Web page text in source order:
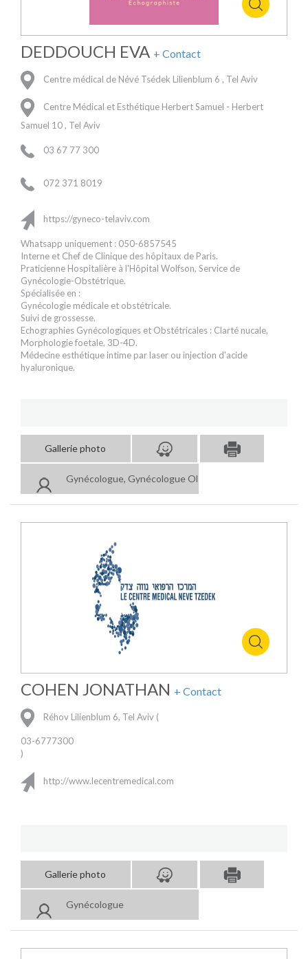
DEDDOUCH EVA + Contact
Centre médical de Névé Tsédek Lilienblum 6 , Tel Aviv
Centre Médical et Esthétique Herbert Samuel - Herbert
Samuel 10 , Tel Aviv
03 67 77 300
072 371 8019
https://gyneco-telaviv.com
Whatsapp uniquement : 050-6857545
Interne et Chef de Clinique des hôpitaux de Paris.
Praticienne Hospitalière à l'Hôpital Wolfson, Service de
Gynécologie-Obstétrique.
Spécialisée en :
Gynécologie médicale et obstétricale.
Suivi de grossesse.
Echographies Gynécologiques et Obstétricales : Clarté nucale,
Morphologie foetale, 3D-4D.
Médecine esthétique intime par laser ou injection d'acide
hyaluronique.
Gallerie photo
Gynécologue, Gynécologue Obstétricien,
COHEN JONATHAN + Contact
Réhov Lilienblum 6, Tel Aviv (
03-6777300
)
http://www.lecentremedical.com
Gallerie photo
Gynécologue